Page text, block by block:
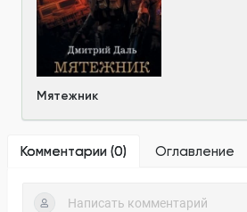
Мятежник
Комментарии (0) Оглавление